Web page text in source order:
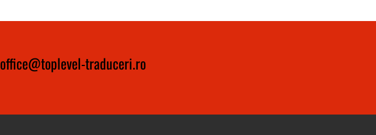
office@toplevel-traduceri.ro